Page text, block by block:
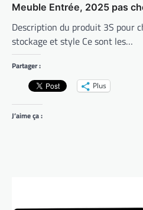
Meuble Entrée, 2025 pas
Description du produit 3S pour
stockage et style Ce sont les…
Partager :
Plus
J’aime ça :